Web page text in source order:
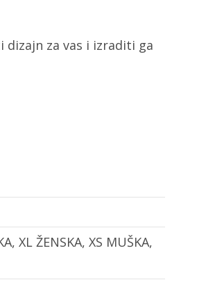
dizajn za vas i izraditi ga
XL ŽENSKA, XS MUŠKA,